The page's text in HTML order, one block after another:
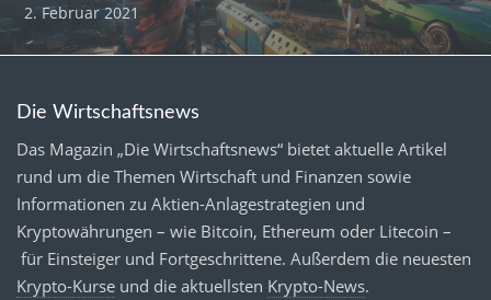
2. Februar 2021
Die Wirtschaftsnews
Das Magazin „Die Wirtschaftsnews“ bietet aktuelle Artikel
rund um die Themen Wirtschaft und Finanzen sowie
Informationen zu Aktien-Anlagestrategien und
Kryptowährungen – wie Bitcoin, Ethereum oder Litecoin –
für Einsteiger und Fortgeschrittene. Außerdem die neuesten
Krypto-Kurse und die aktuellsten Krypto-News.